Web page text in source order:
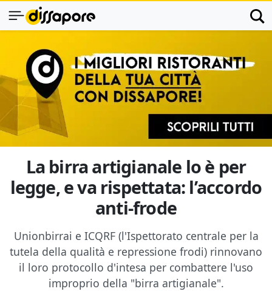
La birra artigianale lo è per
legge, e va rispettata: l’accordo
anti-frode
Unionbirrai e ICQRF (l'Ispettorato centrale per la
tutela della qualità e repressione frodi) rinnovano
il loro protocollo d'intesa per combattere l'uso
improprio della "birra artigianale".